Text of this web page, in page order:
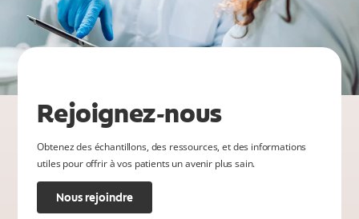
Rejoignez-nous
Obtenez des échantillons, des ressources, et des informations
utiles pour offrir à vos patients un avenir plus sain.
Nous rejoindre